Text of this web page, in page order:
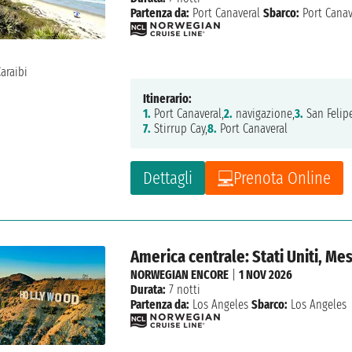
Dettagli Prenota Online
Partenza da: Port Canaveral Sbarco: Port
Itinerario:
1. Port Canaveral,2. navigazione,3. San
7. Stirrup Cay,8. Port Canaveral
America centrale: Stati Uniti,
NORWEGIAN ENCORE |1 NOV 2026
Durata: 7 notti
Partenza da: Los Angeles Sbarco: Los Angeles